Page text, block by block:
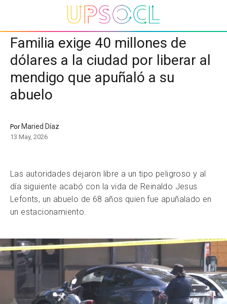
Familia exige 40 millones de
dólares a la ciudad por liberar al
mendigo que apuñaló a su
abuelo
Por Maried Díaz
13 May, 2026
Las autoridades dejaron libre a un tipo peligroso y al
día siguiente acabó con la vida de Reinaldo Jesus
Lefonts, un abuelo de 68 años quien fue apuñalado en
un estacionamiento.